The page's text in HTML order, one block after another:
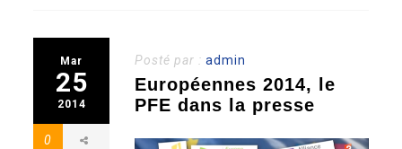
Mar
25
2014
0
Posté par :admin
Européennes 2014, le
PFE dans la presse